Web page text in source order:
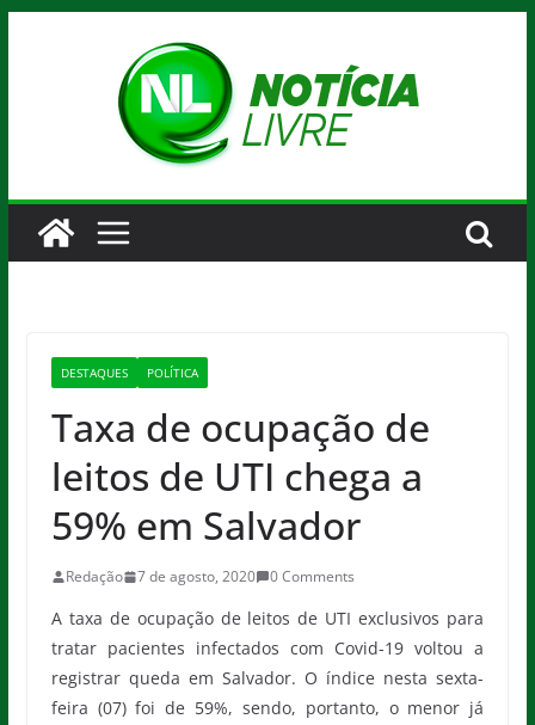
DESTAQUES POLÍTICA
Taxa de ocupação de
leitos de UTI chega a
59% em Salvador
Redação 7 de agosto, 2020 0 Comments
A taxa de ocupação de leitos de UTI exclusivos para
tratar pacientes infectados com Covid-19 voltou a
registrar queda em Salvador. O índice nesta sexta-
feira (07) foi de 59%, sendo, portanto, o menor já